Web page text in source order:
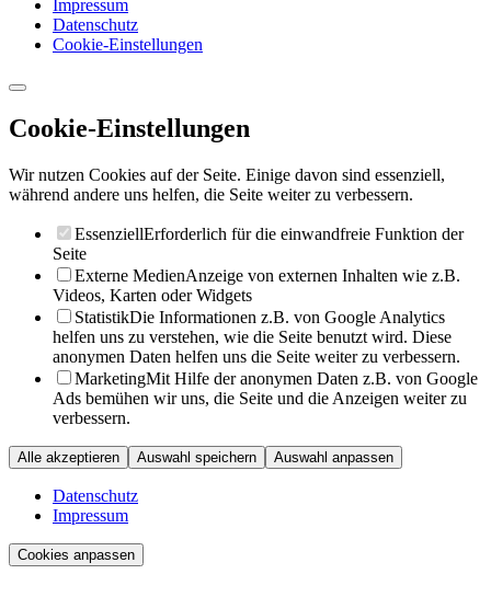
Impressum
Datenschutz
Cookie-Einstellungen
Cookie-Einstellungen
Wir nutzen Cookies auf der Seite. Einige davon sind essenziell,
während andere uns helfen, die Seite weiter zu verbessern.
EssenziellErforderlich für die einwandfreie Funktion der
Seite
Externe MedienAnzeige von externen Inhalten wie z.B.
Videos, Karten oder Widgets
StatistikDie Informationen z.B. von Google Analytics
helfen uns zu verstehen, wie die Seite benutzt wird. Diese
anonymen Daten helfen uns die Seite weiter zu verbessern.
MarketingMit Hilfe der anonymen Daten z.B. von Google
Ads bemühen wir uns, die Seite und die Anzeigen weiter zu
verbessern.
Alle akzeptieren Auswahl speichern Auswahl anpassen
Datenschutz
Impressum
Cookies anpassen